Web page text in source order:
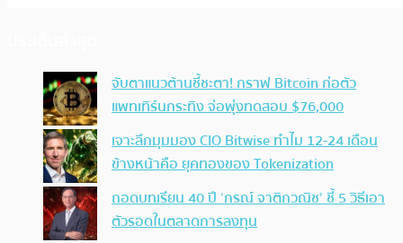
จับตาแนวต้านชี้ชะตา! กราฟ Bitcoin ก่อตัว
แพทเทิร์นกระทิง จ่อพุ่งทดสอบ $76,000
เจาะลึกมุมมอง CIO Bitwise ทำไม 12-24 เดือน
ข้างหน้าคือ ยุคทองของ Tokenization
ถอดบทเรียน 40 ปี ‘กรณ์ จาติกวณิช’ ชี้ 5 วิธีเอา
ตัวรอดในตลาดการลงทุน